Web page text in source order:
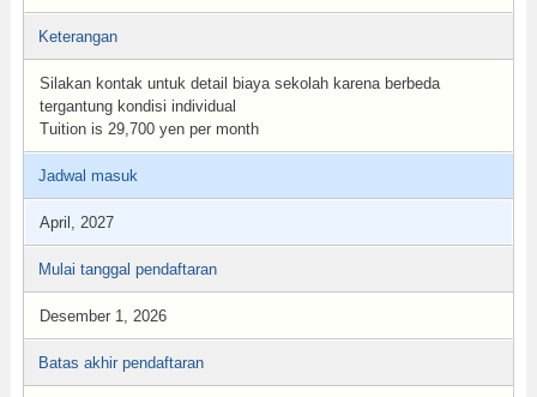
Keterangan
Silakan kontak untuk detail biaya sekolah karena berbeda
tergantung kondisi individual
Tuition is 29,700 yen per month
Jadwal masuk
April, 2027
Mulai tanggal pendaftaran
Desember 1, 2026
Batas akhir pendaftaran